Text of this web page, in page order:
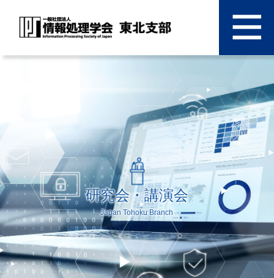
研究会・講演会
Japan Tohoku Branch